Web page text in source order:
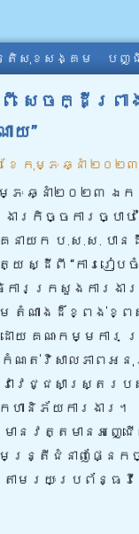
តិសុខសង្គម បញ្ជិ
សេចក្ដីព្រា
យ”
ែ កុម្ភៈ ឆ្នាំ ២០២៣
ម្ភៈ ឆ្នាំ២០២៣
ងារកិច្ចការច្
ាយក ប.ស.ស. បាន
ស្ដីពី “ការរៀប
ារក្រសួងការង
គម តំណាងដ៏ខ្ព
ដោយ គណៈកម្មក
ណត់វិសាលភាពអនុវ
វេជ្ជសាស្ត្ររ
និភ័យការងារ។
មានវត្តមានអញ្
ន្រ្តីជំនាញផ្នែក
ាមរយៈប្រព័ន្ធវី